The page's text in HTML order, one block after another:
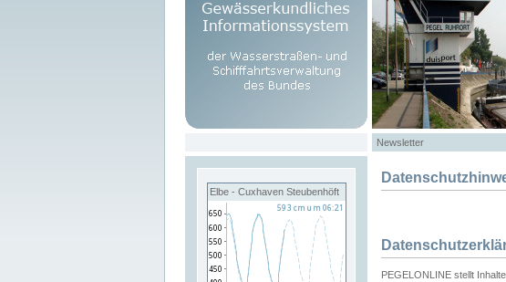
Newsletter
Elbe - Cuxhaven Steubenhöft
PEGELONLINE stellt